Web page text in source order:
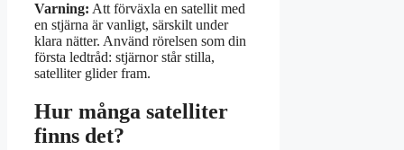
Varning: Att förväxla en satellit med
en stjärna är vanligt, särskilt under
klara nätter. Använd rörelsen som din
första ledtråd: stjärnor står stilla,
satelliter glider fram.
Hur många satelliter
finns det?